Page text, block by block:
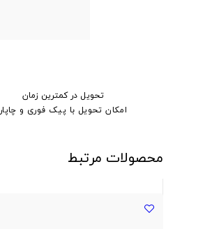
تحویل در کمترین زمان
امکان تحویل با پیک فوری و چاپار
محصولات مرتبط